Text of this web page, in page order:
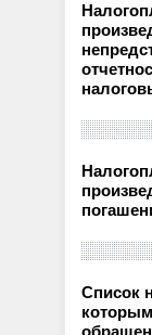
Список